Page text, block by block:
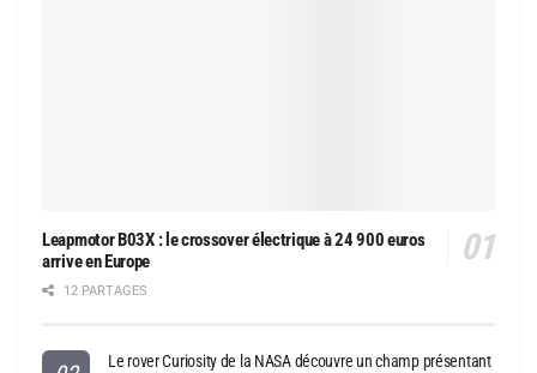
Leapmotor B03X : le crossover électrique à 24 900 euros
arrive en Europe
12 PARTAGES
Le rover Curiosity de la NASA découvre un champ présentant